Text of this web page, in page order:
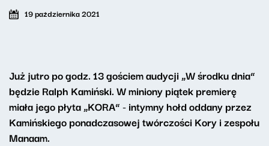
19 października 2021
Już jutro po godz. 13 gościem audycji „W środku dnia”
będzie Ralph Kamiński. W miniony piątek premierę
miała jego płyta „KORA” - intymny hołd oddany przez
Kamińskiego ponadczasowej twórczości Kory i zespołu
Manaam.